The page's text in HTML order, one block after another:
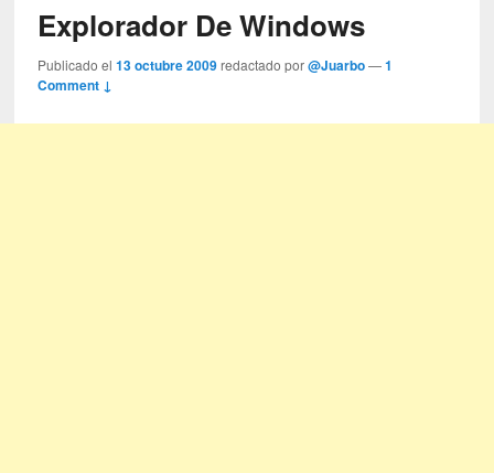
Explorador De Windows
Publicado el13 octubre 2009 redactado por@Juarbo —1
Comment ↓